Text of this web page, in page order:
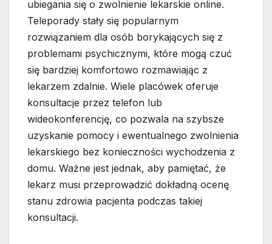
ubiegania się o zwolnienie lekarskie online.
Teleporady stały się popularnym
rozwiązaniem dla osób borykających się z
problemami psychicznymi, które mogą czuć
się bardziej komfortowo rozmawiając z
lekarzem zdalnie. Wiele placówek oferuje
konsultacje przez telefon lub
wideokonferencję, co pozwala na szybsze
uzyskanie pomocy i ewentualnego zwolnienia
lekarskiego bez konieczności wychodzenia z
domu. Ważne jest jednak, aby pamiętać, że
lekarz musi przeprowadzić dokładną ocenę
stanu zdrowia pacjenta podczas takiej
konsultacji.